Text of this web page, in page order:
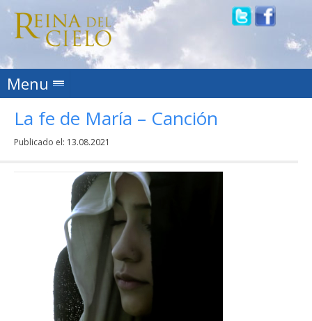
Menu Skip to content
La fe de María – Canción
Publicado el: 13.08.2021